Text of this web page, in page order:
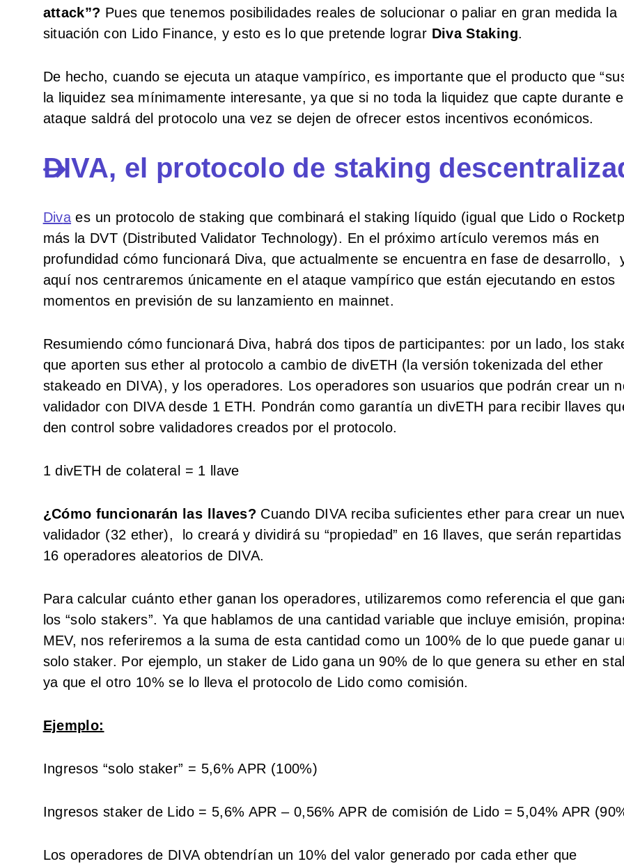
attack”? Pues que tenemos posibilidades reales de solucionar o paliar en gran medida la
situación con Lido Finance, y esto es lo que pretende lograr Diva Staking.
De hecho, cuando se ejecuta un ataque vampírico, es importante que el producto que
la liquidez sea mínimamente interesante, ya que si no toda la liquidez que capte durante el
ataque saldrá del protocolo una vez se dejen de ofrecer estos incentivos económicos.
DIVA, el protocolo de staking
Diva es un protocolo de staking que combinará el staking líquido (igual que Lido o
más la DVT (Distributed Validator Technology). En el próximo artículo veremos más en
profundidad cómo funcionará Diva, que actualmente se encuentra en fase de desarrollo,
aquí nos centraremos únicamente en el ataque vampírico que están ejecutando en estos
momentos en previsión de su lanzamiento en mainnet.
Resumiendo cómo funcionará Diva, habrá dos tipos de participantes: por un lado, los
que aporten sus ether al protocolo a cambio de divETH (la versión tokenizada del ether
stakeado en DIVA), y los operadores. Los operadores son usuarios que podrán crear un
validador con DIVA desde 1 ETH. Pondrán como garantía un divETH para recibir llaves
den control sobre validadores creados por el protocolo.
1 divETH de colateral = 1 llave
¿Cómo funcionarán las llaves? Cuando DIVA reciba suficientes ether para crear un
validador (32 ether), lo creará y dividirá su “propiedad” en 16 llaves, que serán
16 operadores aleatorios de DIVA.
Para calcular cuánto ether ganan los operadores, utilizaremos como referencia el que
los “solo stakers”. Ya que hablamos de una cantidad variable que incluye emisión,
MEV, nos referiremos a la suma de esta cantidad como un 100% de lo que puede ganar
solo staker. Por ejemplo, un staker de Lido gana un 90% de lo que genera su ether en
ya que el otro 10% se lo lleva el protocolo de Lido como comisión.
Ejemplo:
Ingresos “solo staker” = 5,6% APR (100%)
Ingresos staker de Lido = 5,6% APR – 0,56% APR de comisión de Lido = 5,04% APR
Los operadores de DIVA obtendrían un 10% del valor generado por cada ether que